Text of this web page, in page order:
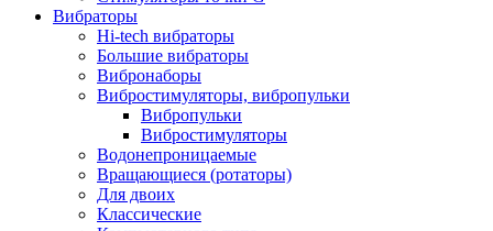
Вибраторы
Hi-tech вибраторы
Большие вибраторы
Вибронаборы
Вибростимуляторы, вибропульки
Вибропульки
Вибростимуляторы
Водонепроницаемые
Вращающиеся (ротаторы)
Для двоих
Классические